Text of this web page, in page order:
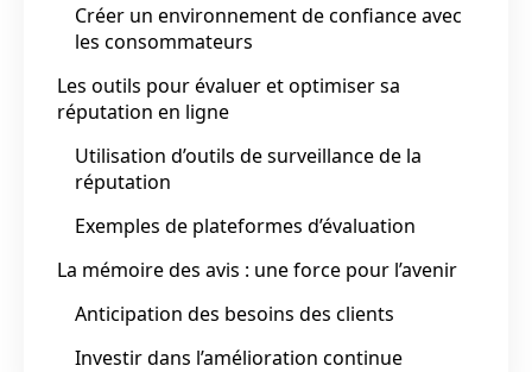
Créer un environnement de confiance avec
les consommateurs
Les outils pour évaluer et optimiser sa
réputation en ligne
Utilisation d’outils de surveillance de la
réputation
Exemples de plateformes d’évaluation
La mémoire des avis : une force pour l’avenir
Anticipation des besoins des clients
Investir dans l’amélioration continue